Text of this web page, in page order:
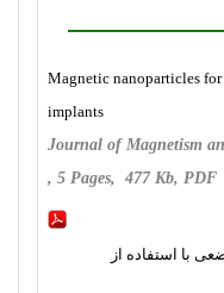
Magnetic nanoparticles
implants
Journal of Magnetism
, 5 Pages, 477 Kb, PDF
با استفاده از